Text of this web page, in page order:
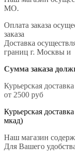
МО.
Оплата заказа
заказа
Доставка
границ г. Москвы
Сумма заказа
Курьерская
от 2500 руб
Курьерская
мкад)
Наш магазин
Для Вашего